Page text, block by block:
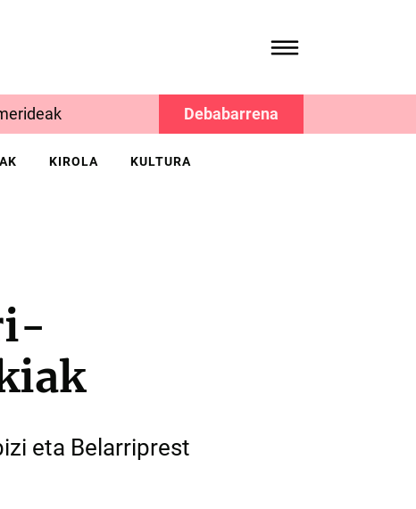
Debabarrena
KIROLA KULTURA
eta Belarriprest